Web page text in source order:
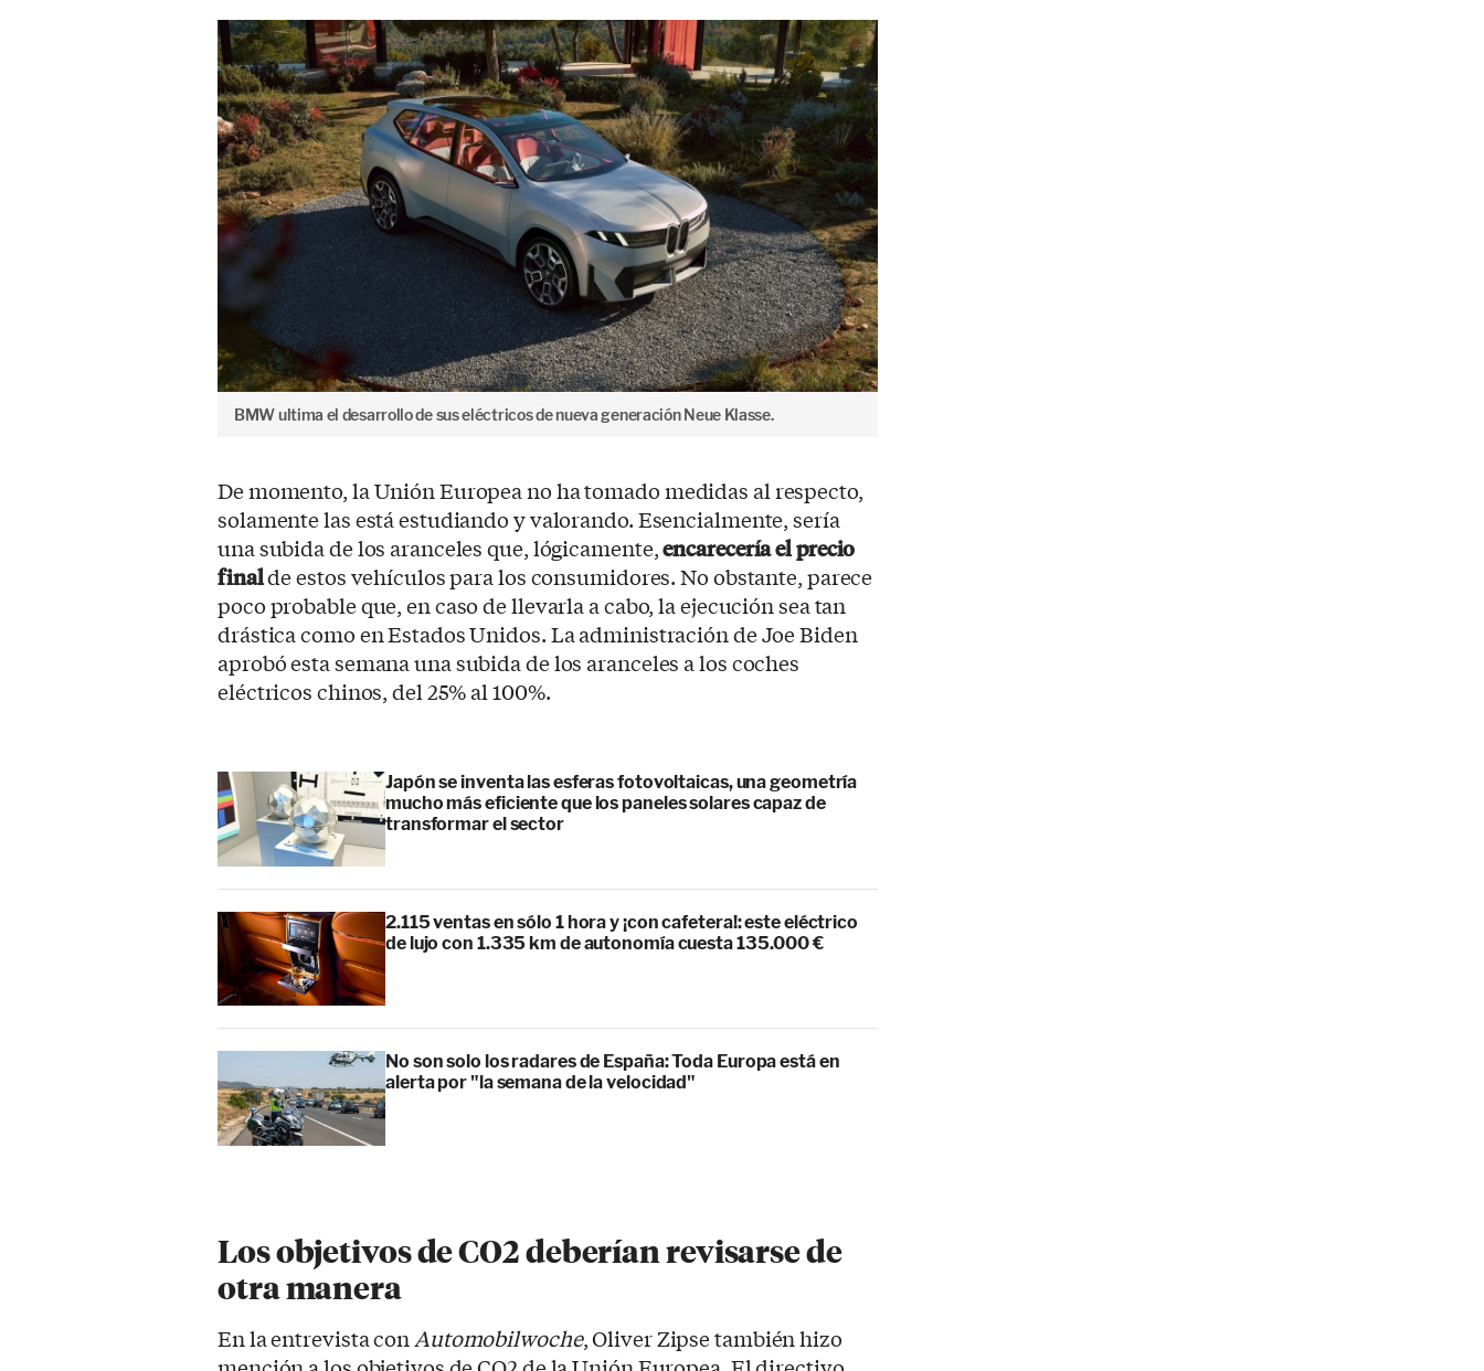
BMW ultima el desarrollo de sus eléctricos de nueva generación Neue Klasse.
De momento, la Unión Europea no ha tomado medidas al respecto,
solamente las está estudiando y valorando. Esencialmente, sería
una subida de los aranceles que, lógicamente,encarecería el precio
finalde estos vehículos para los consumidores. No obstante, parece
poco probable que, en caso de llevarla a cabo, la ejecución sea tan
drástica como en Estados Unidos. La administración de Joe Biden
aprobó esta semana una subida de los aranceles a los coches
eléctricos chinos, del 25% al 100%.
Japón se inventa las esferas fotovoltaicas, una geometría
mucho más eficiente que los paneles solares capaz de
transformar el sector
2.115 ventas en sólo 1 hora y ¡con cafetera!: este eléctrico
de lujo con 1.335 km de autonomía cuesta 135.000 €
No son solo los radares de España: Toda Europa está en
alerta por "la semana de la velocidad"
Los objetivos de CO2 deberían revisarse de
otra manera
En la entrevista con Automobilwoche, Oliver Zipse también hizo